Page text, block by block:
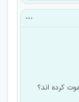
کرده اند؟